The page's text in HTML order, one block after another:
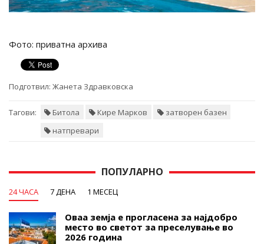
Фото: приватна архива
Подготвил: Жанета Здравковска
Тагови: Битола Кире Марков
затворен базен
натпревари
ПОПУЛАРНО
24 ЧАСА 7 ДЕНА 1 МЕСЕЦ
Оваа земја е прогласена за најдобро
место во светот за преселување во
2026 година